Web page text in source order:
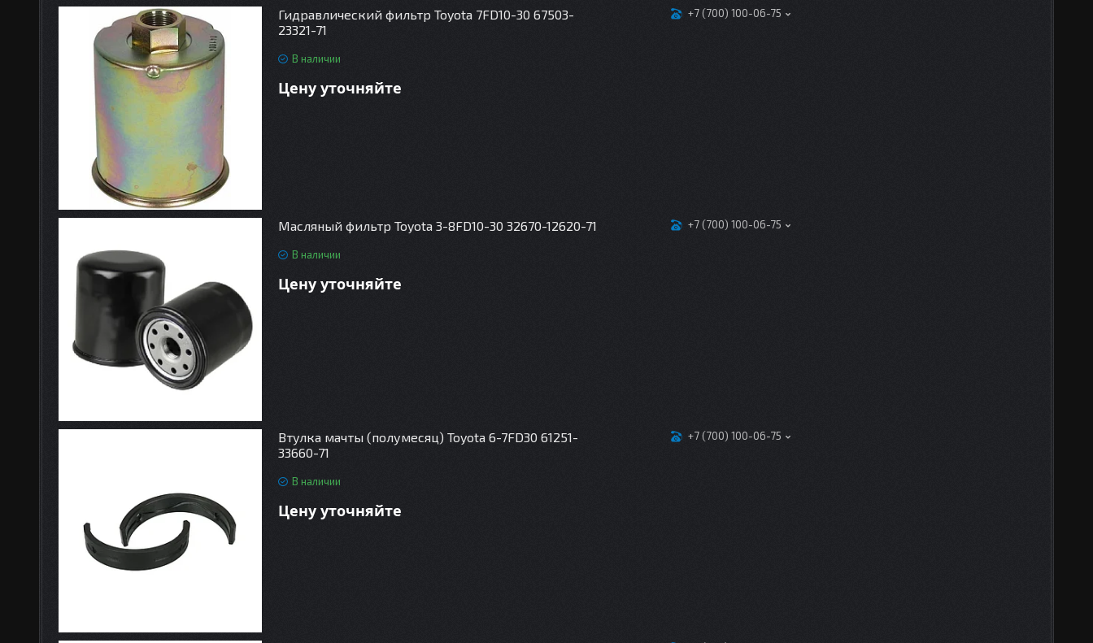
Гидравлический фильтр Toyota 7FD10-30 67503-
23321-71
В наличии
Цену уточняйте
+7 (700) 100-06-75
Масляный фильтр Toyota 3-8FD10-30 32670-12620-71
В наличии
Цену уточняйте
+7 (700) 100-06-75
Втулка мачты (полумесяц) Toyota 6-7FD30 61251-
33660-71
В наличии
Цену уточняйте
+7 (700) 100-06-75